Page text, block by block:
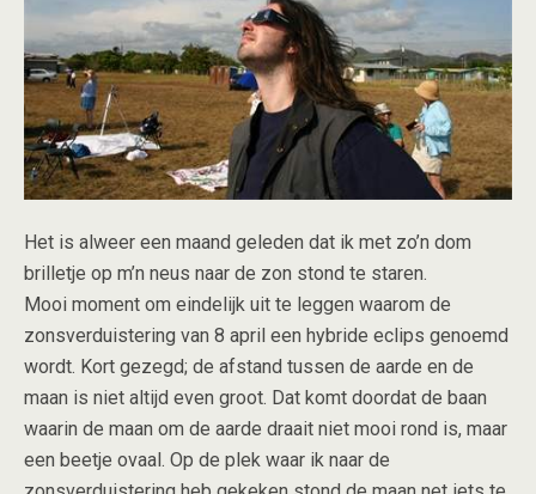
Het is alweer een maand geleden dat ik met zo’n dom
brilletje op m’n neus naar de zon stond te staren.
Mooi moment om eindelijk uit te leggen waarom de
zonsverduistering van 8 april een hybride eclips genoemd
wordt. Kort gezegd; de afstand tussen de aarde en de
maan is niet altijd even groot. Dat komt doordat de baan
waarin de maan om de aarde draait niet mooi rond is, maar
een beetje ovaal. Op de plek waar ik naar de